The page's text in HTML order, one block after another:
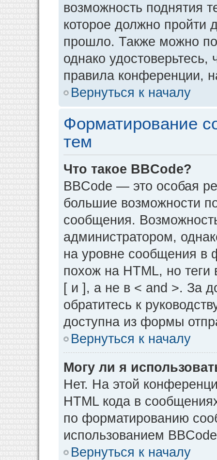
возможность поднятия
которое должно пройти
прошло. Также можно
однако
правила конференции,
Вернуться к началу
Форматирование
тем
Что такое BBCode?
BBCode — это особая
большие возможности
сообщения.
администратором,
на уровне сообщения в
похож на HTML, но теги
[ и ], а не в < and >. За
обратитесь к
доступна из формы
Вернуться к началу
Могу ли я
Нет. На этой
HTML кода в
по форматированию
использованием
Вернуться к началу